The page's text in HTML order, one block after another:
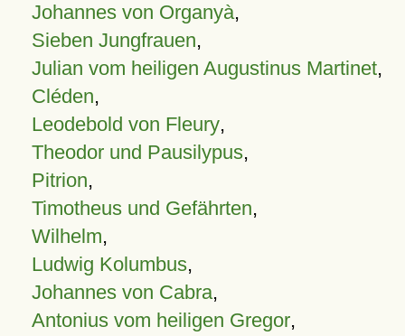
Johannes von Organyà,
Sieben Jungfrauen,
Julian vom heiligen Augustinus Martinet,
Cléden,
Leodebold von Fleury,
Theodor und Pausilypus,
Pitrion,
Timotheus und Gefährten,
Wilhelm,
Ludwig Kolumbus,
Johannes von Cabra,
Antonius vom heiligen Gregor,